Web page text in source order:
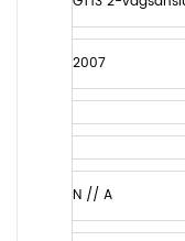
2007
N // A